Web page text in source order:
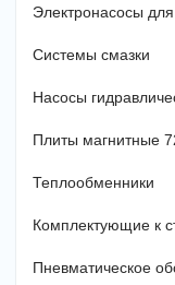
Электронасосы
Системы смазки
Насосы
Плиты магнитные
Теплообменники
Комплектующие к
Пневматическое